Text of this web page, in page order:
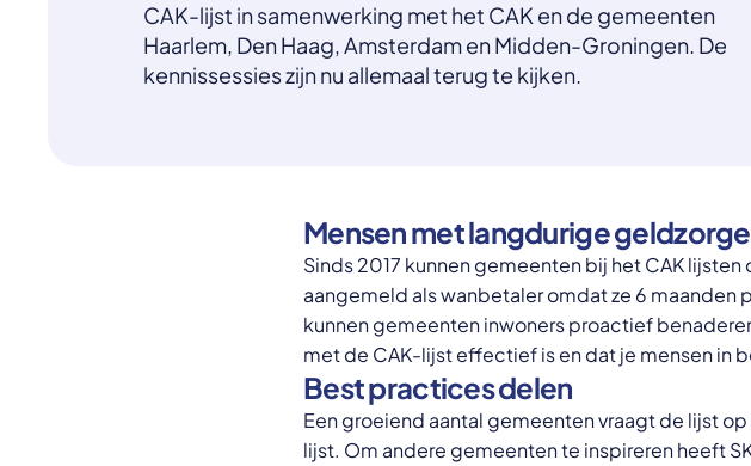
CAK-lijst in samenwerking met het CAK en de gemeenten
Haarlem, Den Haag, Amsterdam en Midden-Groningen. De
kennissessies zijn nu allemaal terug te kijken.
Mensen met langdurige
Sinds 2017 kunnen gemeenten bij het CAK
aangemeld als wanbetaler omdat ze 6
kunnen gemeenten inwoners proactief
met de CAK-lijst effectief is en dat je mensen in
Best practices delen
Een groeiend aantal gemeenten vraagt de lijst
lijst. Om andere gemeenten te inspireren heeft